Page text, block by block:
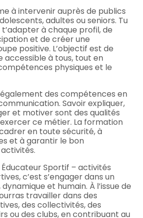
à intervenir auprès de publics
adultes ou seniors. Tu
à chaque profil, de
et de créer une
positive. L’objectif est de
accessible à tous, tout en
physiques et le
des compétences en
Savoir expliquer,
et motiver sont des qualités
ce métier. La formation
en toute sécurité, à
et à garantir le bon
Éducateur Sportif – activités
c’est s’engager dans un
et humain. À l’issue de
travailler dans des
des collectivités, des
ou des clubs, en contribuant au